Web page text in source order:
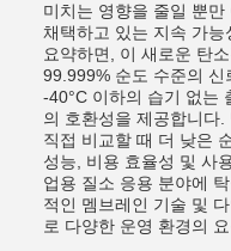
미치는 영향을 줄일 뿐
채택하고 있는 지속 가능
요약하면, 이 새로운 탄
99.999% 순도 수준의 신
-40°C 이하의 습기 없는
의 호환성을 제공합니다
직접 비교할 때 더 낮은
성능, 비용 효율성 및 사
업용 질소 응용 분야에
적인 멤브레인 기술 및
로 다양한 운영 환경의